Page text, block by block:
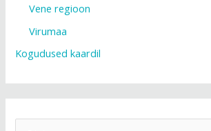
Vene regioon
Virumaa
Kogudused kaardil